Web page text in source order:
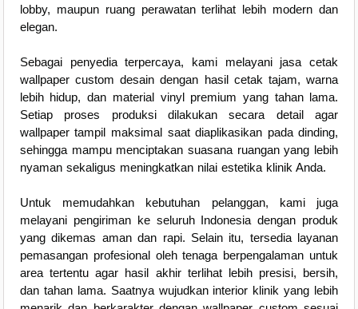
lobby, maupun ruang perawatan terlihat lebih modern dan
elegan.
Sebagai penyedia terpercaya, kami melayani jasa cetak
wallpaper custom desain dengan hasil cetak tajam, warna
lebih hidup, dan material vinyl premium yang tahan lama.
Setiap proses produksi dilakukan secara detail agar
wallpaper tampil maksimal saat diaplikasikan pada dinding,
sehingga mampu menciptakan suasana ruangan yang lebih
nyaman sekaligus meningkatkan nilai estetika klinik Anda.
Untuk memudahkan kebutuhan pelanggan, kami juga
melayani pengiriman ke seluruh Indonesia dengan produk
yang dikemas aman dan rapi. Selain itu, tersedia layanan
pemasangan profesional oleh tenaga berpengalaman untuk
area tertentu agar hasil akhir terlihat lebih presisi, bersih,
dan tahan lama. Saatnya wujudkan interior klinik yang lebih